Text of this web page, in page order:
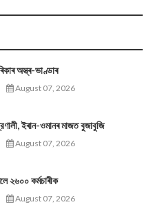
অস্ত্ৰ-ভাণ্ডাৰ
August 07, 2026
ইৰান-ওমানৰ মাজত বুজাবুজি
August 07, 2026
২৬০০ কৰ্মচাৰীক
August 07, 2026